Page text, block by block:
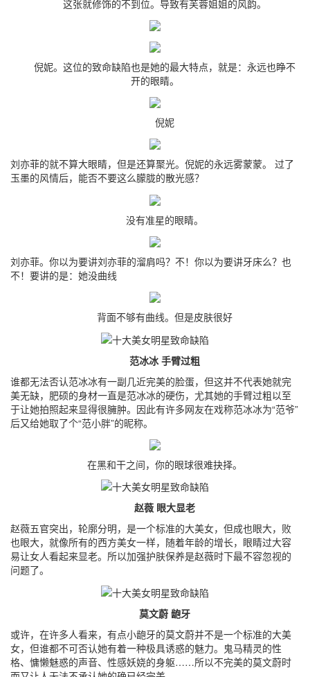
这张就修饰的不到位。导致有芙蓉姐姐的风韵。
倪妮。这位的致命缺陷也是她的最大特点，就是：永远也睁不
开的眼睛。
倪妮
刘亦菲的就不算大眼睛，但是还算聚光。倪妮的永远雾蒙蒙。 过了
玉墨的风情后，能否不要这么朦胧的散光感？
没有准星的眼睛。
刘亦菲。你以为要讲刘亦菲的溜肩吗？不！你以为要讲牙床么？也
不！要讲的是：她没曲线
背面不够有曲线。但是皮肤很好
范冰冰 手臂过粗
谁都无法否认范冰冰有一副几近完美的脸蛋，但这并不代表她就完
美无缺，肥硕的身材一直是范冰冰的硬伤，尤其她的手臂过粗以至
于让她拍照起来显得很臃肿。因此有许多网友在戏称范冰冰为“范爷”
后又给她取了个“范小胖”的昵称。
在黑和干之间，你的眼球很难抉择。
赵薇 眼大显老
赵薇五官突出，轮廓分明，是一个标准的大美女，但成也眼大，败
也眼大，就像所有的西方美女一样，随着年龄的增长，眼睛过大容
易让女人看起来显老。所以加强护肤保养是赵薇时下最不容忽视的
问题了。
莫文蔚 龅牙
或许，在许多人看来，有点小龅牙的莫文蔚并不是一个标准的大美
女，但谁都不可否认她有着一种极具诱惑的魅力。鬼马精灵的性
格、慵懒魅惑的声音、性感妖娆的身躯……所以不完美的莫文蔚时